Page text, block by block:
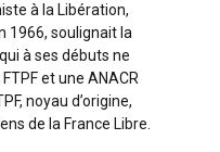
à la Libération,
1966, soulignait la
à ses débuts ne
et une ANACR
noyau d’origine,
de la France Libre.